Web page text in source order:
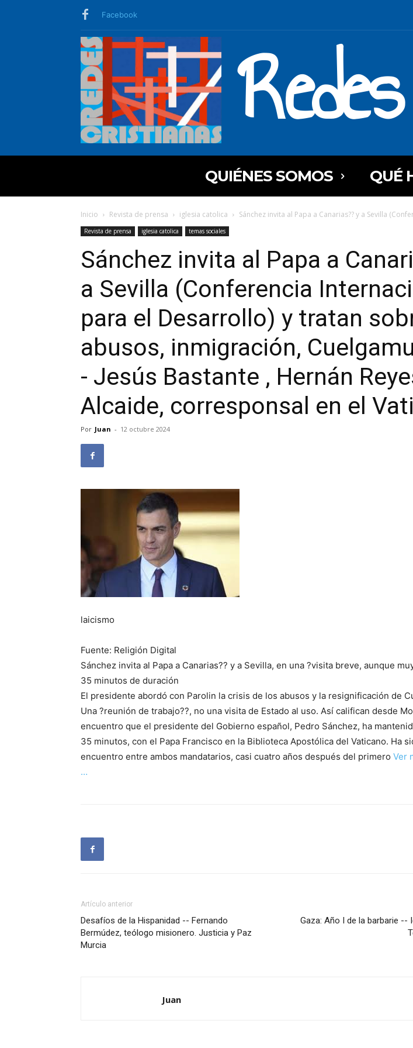
Facebook
QUIÉNES SOMOS QUÉ
Inicio Revista de prensa iglesia catolica Sánchez invita al Papa a Canarias?? y a Sevilla
Revista de prensa iglesia catolica temas sociales
Sánchez invita al Papa a
a Sevilla (Conferencia
para el Desarrollo) y tratan
abusos, inmigración,
- Jesús Bastante , Hernán
Alcaide, corresponsal en el
Por Juan - 12 octubre 2024
laicismo
Fuente: Religión Digital
Sánchez invita al Papa a Canarias?? y a Sevilla, en una ?visita breve, aunque
35 minutos de duración
El presidente abordó con Parolin la crisis de los abusos y la resignificación de
Una ?reunión de trabajo??, no una visita de Estado al uso. Así califican desde
encuentro que el presidente del Gobierno español, Pedro Sánchez, ha
35 minutos, con el Papa Francisco en la Biblioteca Apostólica del Vaticano. Ha
encuentro entre ambos mandatarios, casi cuatro años después del primero Ver
…
Artículo anterior
Desafíos de la Hispanidad -- Fernando
Bermúdez, teólogo misionero. Justicia y Paz
Murcia
Gaza: Año I de la barbarie --
Juan